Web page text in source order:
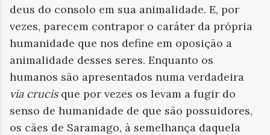
deus do consolo em sua animalidade. E, por
vezes, parecem contrapor o caráter da própria
humanidade que nos define em oposição a
animalidade desses seres. Enquanto os
humanos são apresentados numa verdadeira
via crucisque por vezes os levam a fugir do
senso de humanidade de que são possuidores,
os cães de Saramago, à semelhança daquela